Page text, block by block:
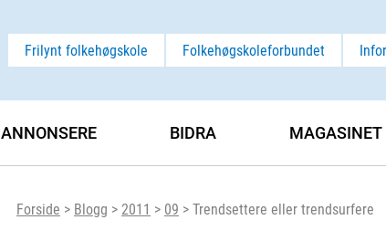
Frilynt folkehøgskole Folkehøgskoleforbundet
Forside > Blogg > 2011 > 09 >Trendsettere eller trendsurfere
ANNONSERE BIDRA